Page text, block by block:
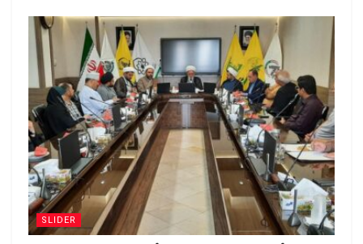
SLIDER